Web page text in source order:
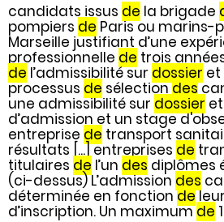
candidats issus de la brigade
pompiers de Paris ou marins-
Marseille justifiant d’une
professionnelle de trois
de l’admissibilité sur dossier et
processus de sélectiondes
une admissibilité sur dossier
d’admission et un stage
entreprise de transport
résultats [...] entreprises de
titulaires de l’un des diplômes
(ci-dessus) L’admission des
déterminée en fonctionde
d’inscription. Un maximumde